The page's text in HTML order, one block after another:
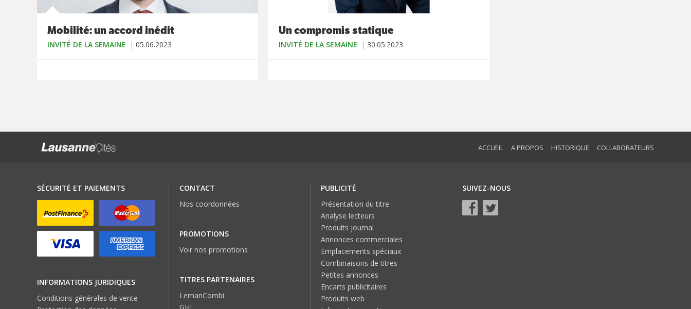
Mobilité: un accord inédit
INVITÉ DE LA SEMAINE 05.06.2023
Un compromis statique
INVITÉ DE LA SEMAINE 30.05.2023
ACCUEIL A PROPOS HISTORIQUE COLLABORATEURS
SÉCURITÉ ET PAIEMENTS
INFORMATIONS JURIDIQUES
Conditions générales de vente
CONTACT
Nos coordonnées
PROMOTIONS
Voir nos promotions
TITRES PARTENAIRES
LemanCombi
PUBLICITÉ
Présentation du titre
Analyse lecteurs
Produits journal
Annonces commerciales
Emplacements spéciaux
Combinaisons de titres
Petites annonces
Encarts publicitaires
Produits web
SUIVEZ-NOUS